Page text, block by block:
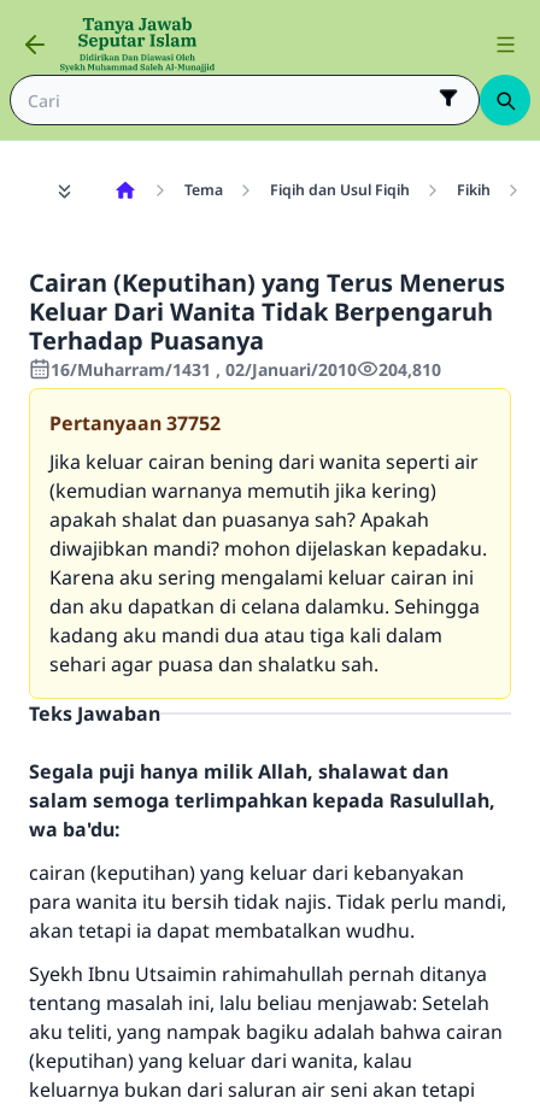
Tema Fiqih dan Usul Fiqih Fikih
Cairan (Keputihan) yang Terus Menerus
Keluar Dari Wanita Tidak Berpengaruh
Terhadap Puasanya
16/Muharram/1431 , 02/Januari/2010 204,810
Pertanyaan37752
Jika keluar cairan bening dari wanita seperti air
(kemudian warnanya memutih jika kering)
apakah shalat dan puasanya sah? Apakah
diwajibkan mandi? mohon dijelaskan kepadaku.
Karena aku sering mengalami keluar cairan ini
dan aku dapatkan di celana dalamku. Sehingga
kadang aku mandi dua atau tiga kali dalam
sehari agar puasa dan shalatku sah.
Teks Jawaban
Segala puji hanya milik Allah, shalawat dan
salam semoga terlimpahkan kepada Rasulullah,
wa ba'du:
cairan (keputihan) yang keluar dari kebanyakan
para wanita itu bersih tidak najis. Tidak perlu mandi,
akan tetapi ia dapat membatalkan wudhu.
Syekh Ibnu Utsaimin rahimahullah pernah ditanya
tentang masalah ini, lalu beliau menjawab: Setelah
aku teliti, yang nampak bagiku adalah bahwa cairan
(keputihan) yang keluar dari wanita, kalau
keluarnya bukan dari saluran air seni akan tetapi